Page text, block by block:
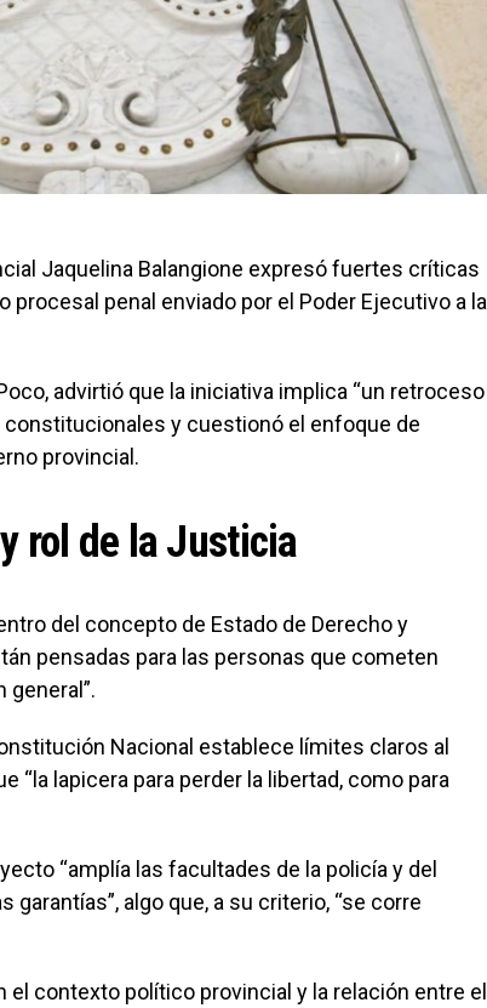
Jaquelina Balangione expresó fuertes críticas
procesal penal enviado por el Poder Ejecutivo a la
advirtió que la iniciativa implica “un retroceso
constitucionales y cuestionó el enfoque de
provincial.
rol de la Justicia
del concepto de Estado de Derecho y
pensadas para las personas que cometen
general”.
Nacional establece límites claros al
“la lapicera para perder la libertad, como para
“amplía las facultades de la policía y del
algo que, a su criterio, “se corre
el contexto político provincial y la relación entre el